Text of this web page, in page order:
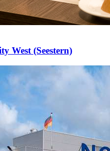
West (Seestern)